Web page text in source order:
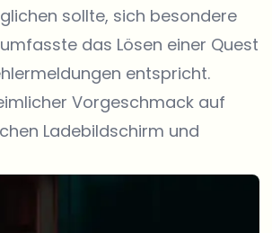
sollte, sich besondere
das Lösen einer Quest
entspricht.
Vorgeschmack auf
Ladebildschirm und